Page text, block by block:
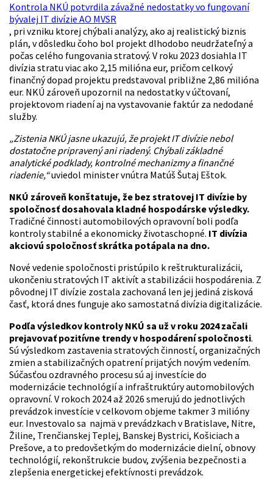
Kontrola NKÚ potvrdila závažné nedostatky vo fungovaní
bývalej IT divízie AO MVSR
, pri vzniku ktorej chýbali analýzy, ako aj realistický biznis
plán, v dôsledku čoho bol projekt dlhodobo neudržateľný a
počas celého fungovania stratový. V roku 2023 dosiahla IT
divízia stratu viac ako 2,15 milióna eur, pričom celkový
finančný dopad projektu predstavoval približne 2,86 milióna
eur. NKÚ zároveň upozornil na nedostatky v účtovaní,
projektovom riadení aj na vystavovanie faktúr za nedodané
služby.
„Zistenia NKÚ jasne ukazujú, že projekt IT divízie nebol
dostatočne pripravený ani riadený. Chýbali základné
analytické podklady, kontrolné mechanizmy a finančné
riadenie,“uviedol minister vnútra Matúš Šutaj Eštok.
NKÚ zároveň konštatuje, že bez stratovej IT divízie by
spoločnosť dosahovala kladné hospodárske výsledky.
Tradičné činnosti automobilových opravovní boli podľa
kontroly stabilné a ekonomicky životaschopné. IT divízia
akciovú spoločnosť skrátka potápala na dno.
Nové vedenie spoločnosti pristúpilo k reštrukturalizácii,
ukončeniu stratových IT aktivít a stabilizácii hospodárenia. Z
pôvodnej IT divízie zostala zachovaná len jej jediná zisková
časť, ktorá dnes funguje ako samostatná divízia digitalizácie.
Podľa výsledkov kontroly NKÚ sa už v roku 2024 začali
prejavovať pozitívne trendy v hospodárení spoločnosti.
Sú výsledkom zastavenia stratových činností, organizačných
zmien a stabilizačných opatrení prijatých novým vedením.
Súčasťou ozdravného procesu sú aj investície do
modernizácie technológií a infraštruktúry automobilových
opravovní. V rokoch 2024 až 2026 smerujú do jednotlivých
prevádzok investície v celkovom objeme takmer 3 milióny
eur. Investovalo sa najmä v prevádzkach v Bratislave, Nitre,
Žiline, Trenčianskej Teplej, Banskej Bystrici, Košiciach a
Prešove, a to predovšetkým do modernizácie dielní, obnovy
technológií, rekonštrukcie budov, zvýšenia bezpečnosti a
zlepšenia energetickej efektívnosti prevádzok.